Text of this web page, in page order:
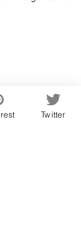
Twitter